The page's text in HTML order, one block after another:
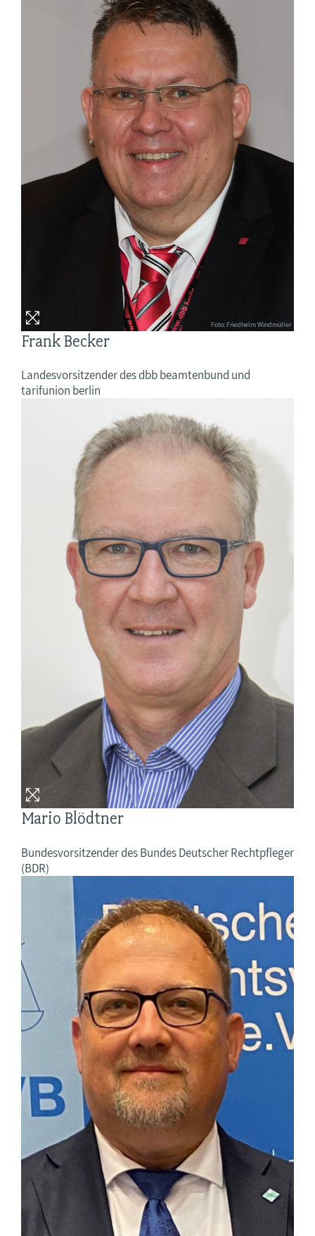
Foto: Friedhelm Windmüller
Frank Becker
Landesvorsitzender des dbb beamtenbund und
tarifunion berlin
Mario Blödtner
Bundesvorsitzender des Bundes Deutscher Rechtpfleger
(BDR)